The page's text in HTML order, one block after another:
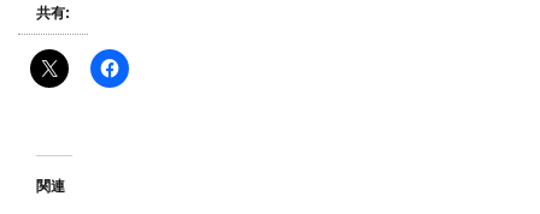
共有:
関連